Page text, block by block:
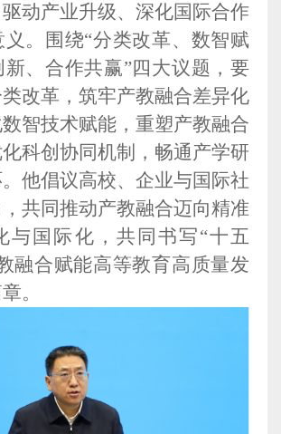
动产业升级、深化国际合作
。围绕“分类改革、数智赋
、合作共赢”四大议题，要
改革，筑牢产教融合差异化
智技术赋能，重塑产教融合
科创协同机制，畅通产学研
他倡议高校、企业与国际社
共同推动产教融合迈向精准
与国际化，共同书写“十五
融合赋能高等教育高质量发
。